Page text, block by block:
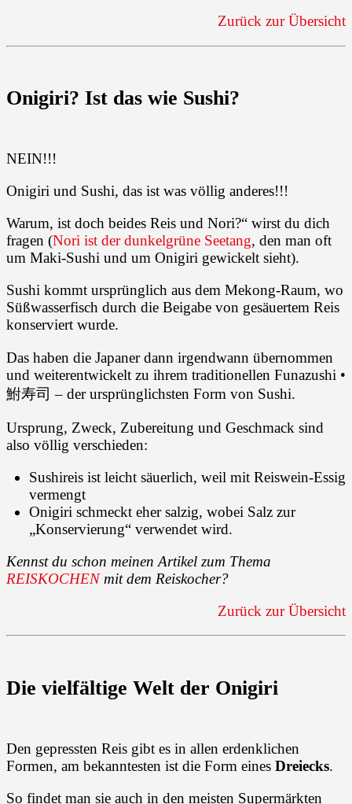
Zurück zur Übersicht
Onigiri? Ist das wie Sushi?
NEIN!!!
Onigiri und Sushi, das ist was völlig anderes!!!
Warum, ist doch beides Reis und Nori?“ wirst du dich
fragen (Nori ist der dunkelgrüne Seetang, den man oft
um Maki-Sushi und um Onigiri gewickelt sieht).
Sushi kommt ursprünglich aus dem Mekong-Raum, wo
Süßwasserfisch durch die Beigabe von gesäuertem Reis
konserviert wurde.
Das haben die Japaner dann irgendwann übernommen
und weiterentwickelt zu ihrem traditionellen Funazushi •
鮒寿司 – der ursprünglichsten Form von Sushi.
Ursprung, Zweck, Zubereitung und Geschmack sind
also völlig verschieden:
Sushireis ist leicht säuerlich, weil mit Reiswein-Essig
vermengt
Onigiri schmeckt eher salzig, wobei Salz zur
„Konservierung“ verwendet wird.
Kennst du schon meinen Artikel zum Thema
REISKOCHENmit dem Reiskocher?
Zurück zur Übersicht
Die vielfältige Welt der Onigiri
Den gepressten Reis gibt es in allen erdenklichen
Formen, am bekanntesten ist die Form eines Dreiecks.
So findet man sie auch in den meisten Supermärkten